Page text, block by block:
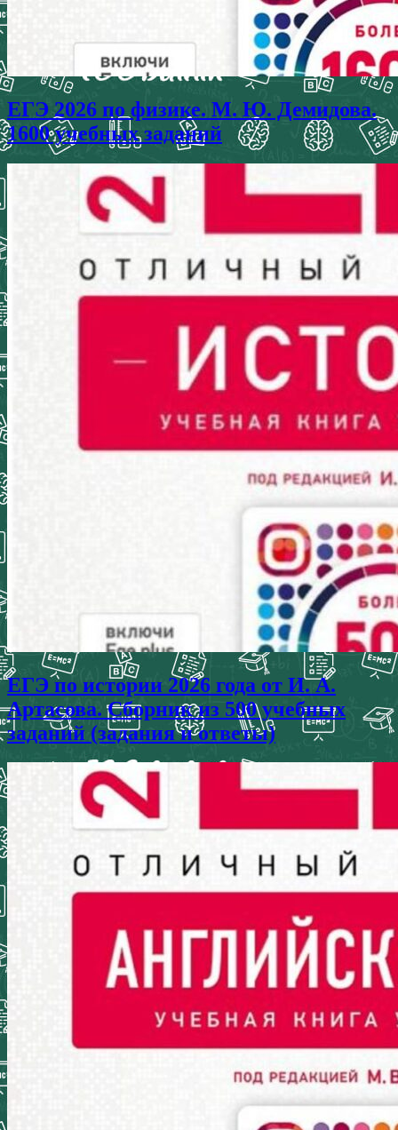
ЕГЭ 2026 по физике. М. Ю. Демидова.
1600 учебных заданий
ЕГЭ по истории 2026 года от И. А.
Артасова. Сборник из 500 учебных
заданий (задания и ответы)